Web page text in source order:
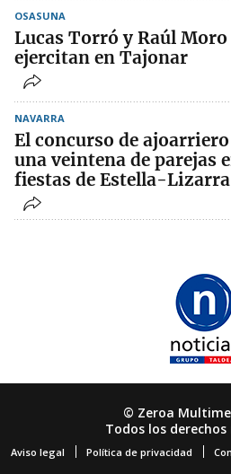
OSASUNA
Lucas Torró y Raúl Moro
ejercitan en Tajonar
NAVARRA
El concurso de
una veintena de parejas
fiestas de Estella-
© Zeroa
Todos los derechos
Aviso legal Política de privacidad